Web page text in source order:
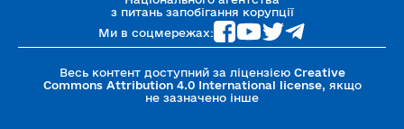
8. ПЛАТЕЖІ ТА ІНШІ ВИТРАТИ
9. ЗОБОВ’ЯЗАННЯ ФІНАНСОВОГО ХАРАКТЕРУ
з питань запобігання корупції
Ми в соцмережах:
Весь контент доступний за ліцензією Creative
Commons Attribution 4.0 International license, якщо
не зазначено інше